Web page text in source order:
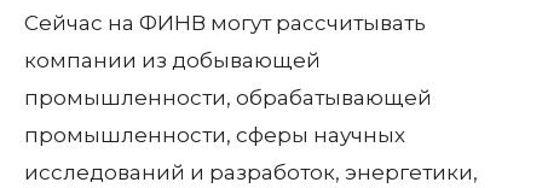
Сейчас на ФИНВ могут рассчитывать
компании из добывающей
промышленности, обрабатывающей
промышленности, сферы научных
исследований и разработок, энергетики,